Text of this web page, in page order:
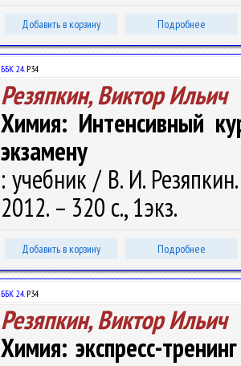
Добавить в корзину Подробнее
ББК 24.Р34
Резяпкин, Виктор Ильич
Химия: Интенсивный
экзамену
: учебник / В. И.
2012. – 320 с., 1экз.
Добавить в корзину Подробнее
ББК 24.Р34
Резяпкин, Виктор Ильич
Химия: экспресс-